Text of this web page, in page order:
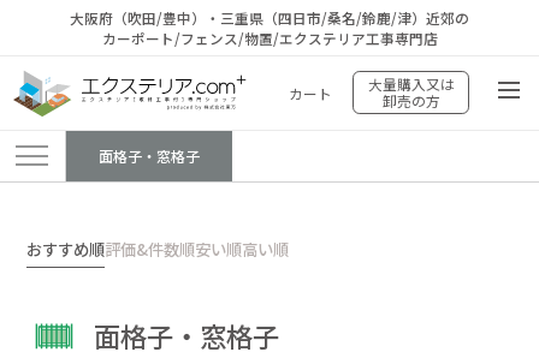
大阪府（吹田/豊中）・三重県（四日市/桑名/鈴鹿/津）近郊の
カーポート/フェンス/物置/エクステリア工事専門店
カート
大量購入又は
卸売の方
面格子・窓格子
おすすめ順評価&件数順安い順高い順
面格子・窓格子